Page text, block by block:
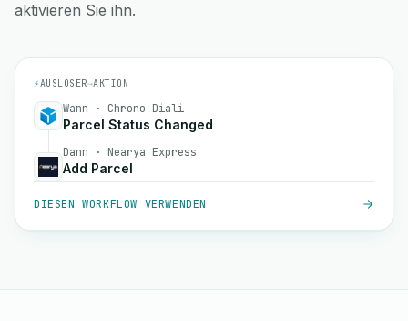
aktivieren Sie ihn.
⚡AUSLÖSER→AKTION
Wann · Chrono Diali
Parcel Status Changed
Dann · Nearya Express
Add Parcel
DIESEN WORKFLOW VERWENDEN